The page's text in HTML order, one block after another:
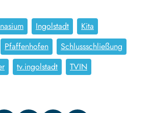
Ingolstadt
Kita
Pfaffenhofen
Schlussschließung
tv.ingolstadt
TVIN